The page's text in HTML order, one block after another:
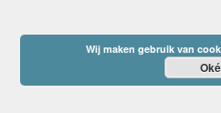
Wij maken gebruik van
Oké